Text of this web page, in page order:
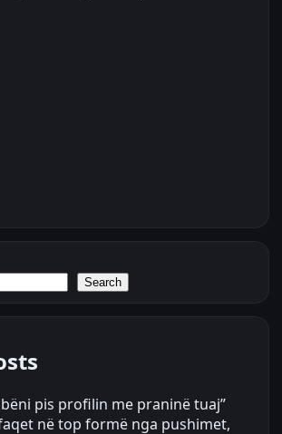
Search
pis profilin me praninë tuaj”
në top formë nga pushimet,